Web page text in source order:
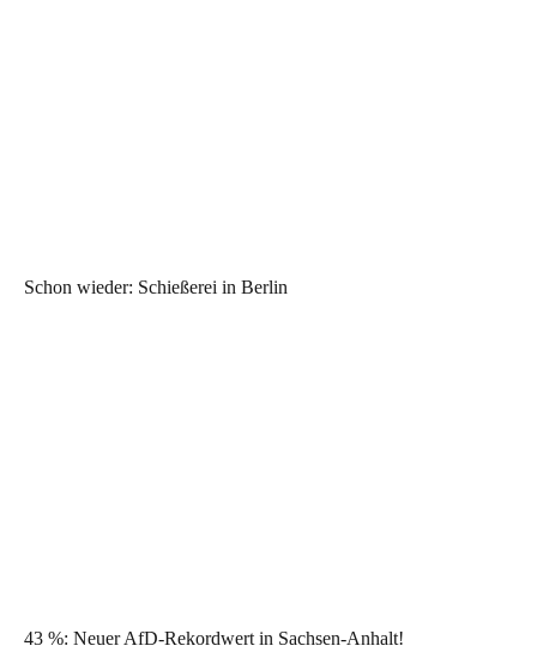
Schon wieder: Schießerei in Berlin
43 %: Neuer AfD-Rekordwert in Sachsen-Anhalt!